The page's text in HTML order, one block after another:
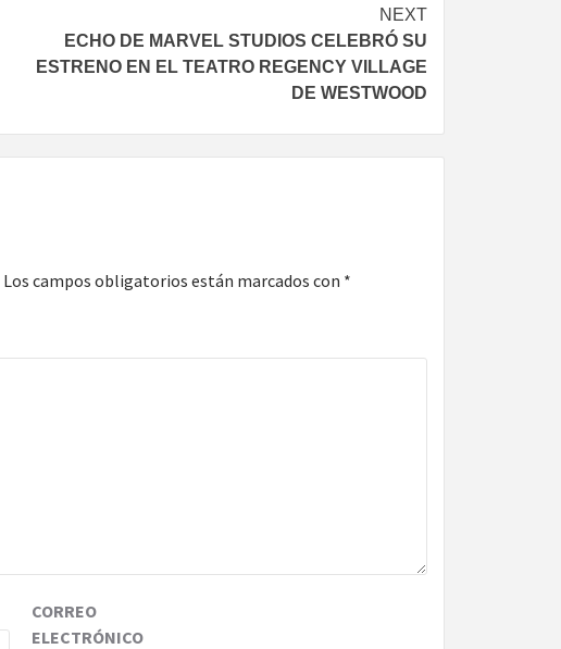
NEXT
ECHO DE MARVEL STUDIOS CELEBRÓ SU
ESTRENO EN EL TEATRO REGENCY VILLAGE
DE WESTWOOD
Los campos obligatorios están marcados con *
CORREO
ELECTRÓNICO